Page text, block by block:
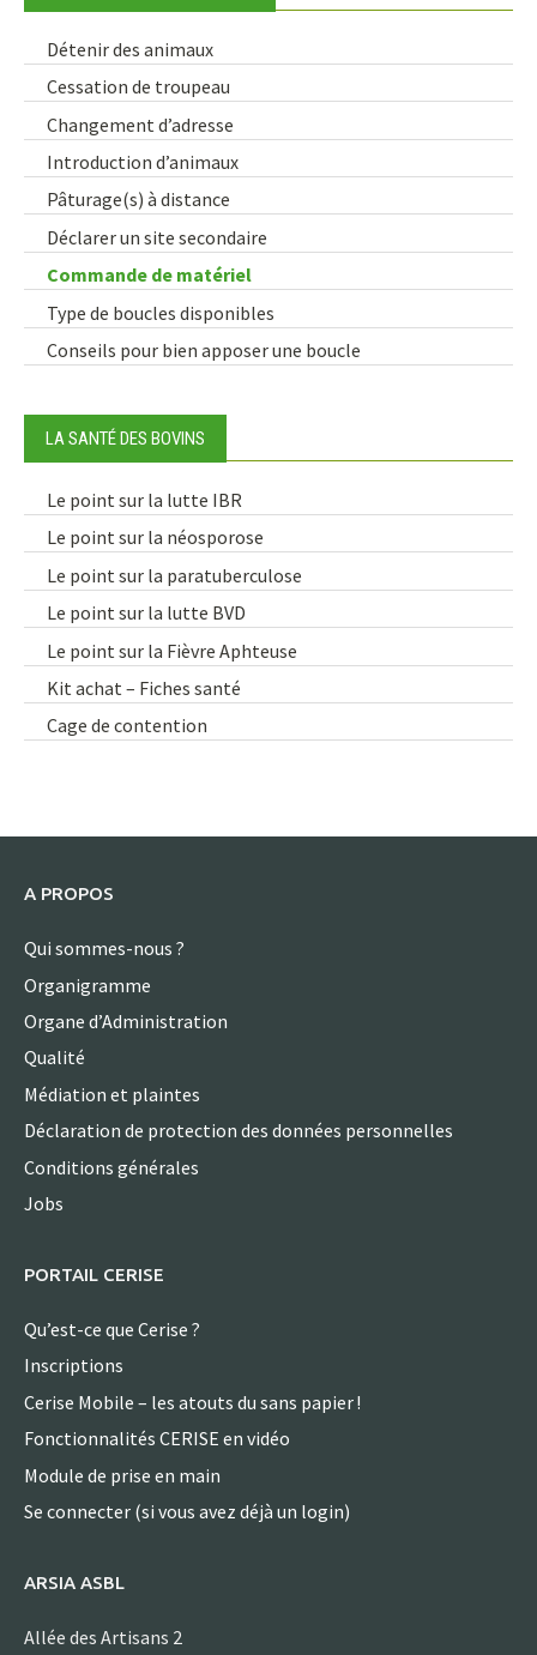
Détenir des animaux
Cessation de troupeau
Changement d’adresse
Introduction d’animaux
Pâturage(s) à distance
Déclarer un site secondaire
Commande de matériel
Type de boucles disponibles
Conseils pour bien apposer une boucle
LA SANTÉ DES BOVINS
Le point sur la lutte IBR
Le point sur la néosporose
Le point sur la paratuberculose
Le point sur la lutte BVD
Le point sur la Fièvre Aphteuse
Kit achat – Fiches santé
Cage de contention
A PROPOS
Qui sommes-nous ?
Organigramme
Organe d’Administration
Qualité
Médiation et plaintes
Déclaration de protection des données personnelles
Conditions générales
Jobs
PORTAIL CERISE
Qu’est-ce que Cerise ?
Inscriptions
Cerise Mobile – les atouts du sans papier !
Fonctionnalités CERISE en vidéo
Module de prise en main
Se connecter (si vous avez déjà un login)
ARSIA ASBL
Allée des Artisans 2